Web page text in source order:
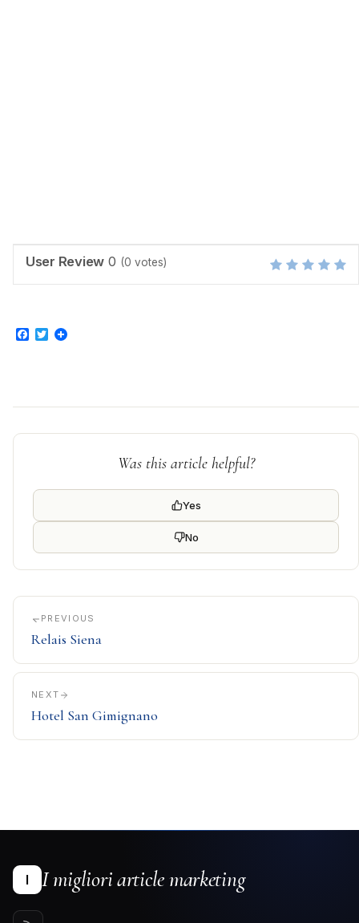
User Review 0 (0 votes)
Facebook
Twitter
Was this article helpful?
Yes
No
PREVIOUS
Relais Siena
NEXT
Hotel San Gimignano
I I migliori article marketing